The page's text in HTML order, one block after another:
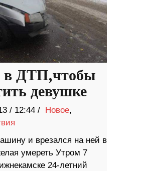
в ДТП,чтобы
девушке
/ 12:44 / Новое,
и врезался на ней в
умереть Утром 7
24-летний